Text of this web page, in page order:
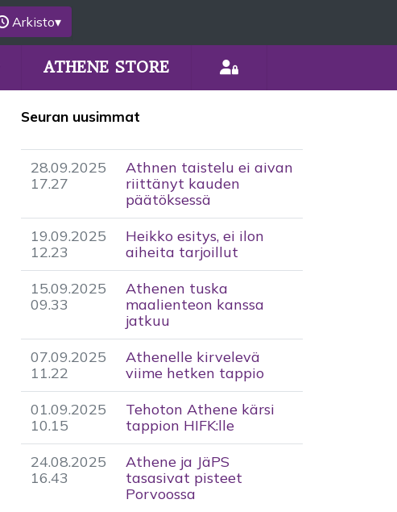
Arkisto▾
ATHENE STORE
Seuran uusimmat
28.09.2025
17.27
Athnen taistelu ei aivan
riittänyt kauden
päätöksessä
19.09.2025
12.23
Heikko esitys, ei ilon
aiheita tarjoillut
15.09.2025
09.33
Athenen tuska
maalienteon kanssa
jatkuu
07.09.2025
11.22
Athenelle kirvelevä
viime hetken tappio
01.09.2025
10.15
Tehoton Athene kärsi
tappion HIFK:lle
24.08.2025
16.43
Athene ja JäPS
tasasivat pisteet
Porvoossa